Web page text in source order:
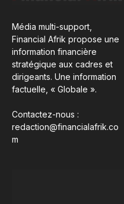
Média multi-support,
Financial Afrik propose une
information financière
stratégique aux cadres et
dirigeants. Une information
factuelle, « Globale ».
Contactez-nous :
redaction@financialafrik.co
m